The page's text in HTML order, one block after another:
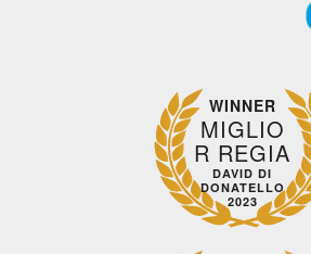
WINNER
MIGLIO
R REGIA
DAVID DI
DONATELLO
2023